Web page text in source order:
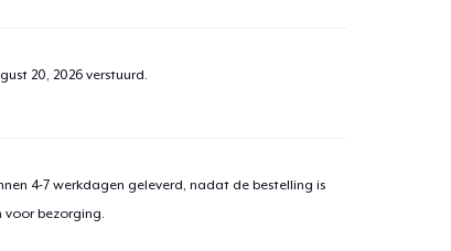
20, 2026verstuurd.
4-7 werkdagen geleverd, nadat de bestelling is
bezorging.